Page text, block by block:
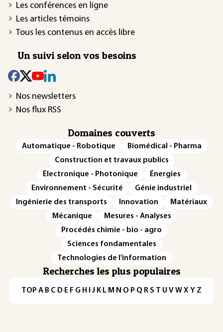
Les conférences en ligne
Les articles témoins
Tous les contenus en accès libre
Un suivi selon vos besoins
Nos newsletters
Nos flux RSS
Domaines couverts
Automatique - Robotique
Biomédical - Pharma
Construction et travaux publics
Électronique - Photonique
Énergies
Environnement - Sécurité
Génie industriel
Ingénierie des transports
Innovation
Matériaux
Mécanique
Mesures - Analyses
Procédés chimie - bio - agro
Sciences fondamentales
Technologies de l'information
Recherches les plus populaires
TOP·A·B·C· D· E· F·G· H · ·J· K· L· M · N ·O· P·Q· R·S·T·U·V·W·X·Y·Z